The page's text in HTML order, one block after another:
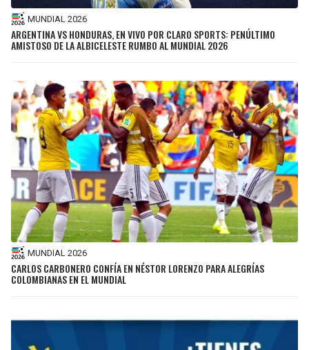
MUNDIAL 2026
ARGENTINA VS HONDURAS, EN VIVO POR CLARO SPORTS: PENÚLTIMO
AMISTOSO DE LA ALBICELESTE RUMBO AL MUNDIAL 2026
MUNDIAL 2026
CARLOS CARBONERO CONFÍA EN NÉSTOR LORENZO PARA ALEGRÍAS
COLOMBIANAS EN EL MUNDIAL